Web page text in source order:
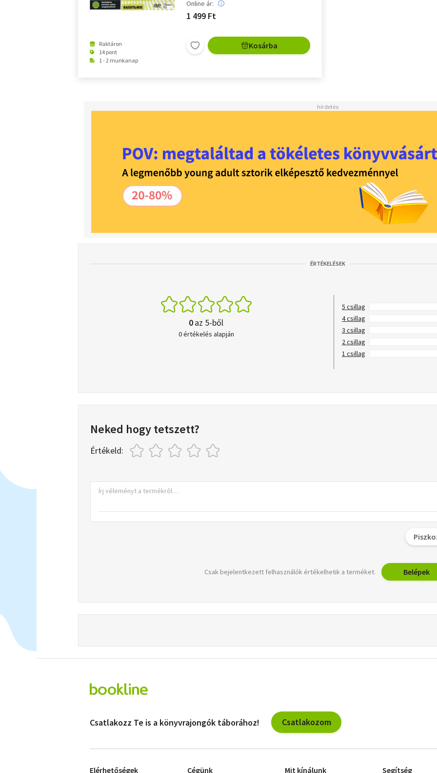
Raktáron
14 pont
1 - 2 munkanap
Online ár:
1 499 Ft
Kosárba
ÉRTÉKELÉSEK
0az 5-ből
0 értékelés alapján
5 csillag
4 csillag
3 csillag
2 csillag
1 csillag
Neked hogy tetszett?
Értékeld:
Csak bejelentkezett felhasználók értékelhetik a terméket. Belépek
Csatlakozz Te is a könyvrajongók táborához! Csatlakozom
Elérhetőségek Cégünk Mit kínálunk Segítség